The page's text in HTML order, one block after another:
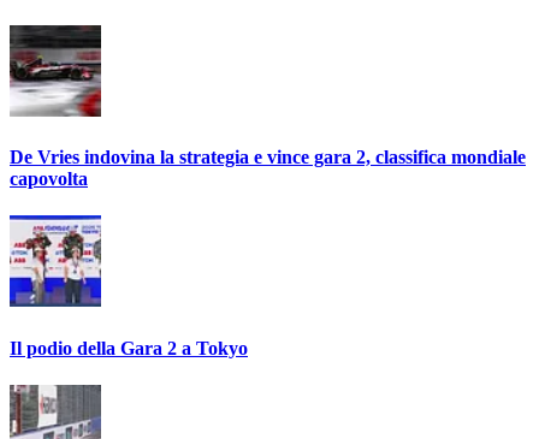
De Vries indovina la strategia e vince gara 2, classifica mondiale
capovolta
Il podio della Gara 2 a Tokyo